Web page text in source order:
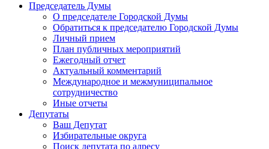
Председатель Думы
О председателе Городской Думы
Обратиться к председателю Городской Думы
Личный прием
План публичных мероприятий
Ежегодный отчет
Актуальный комментарий
Международное и межмуниципальное
сотрудничество
Иные отчеты
Депутаты
Ваш Депутат
Избирательные округа
Поиск депутата по адресу